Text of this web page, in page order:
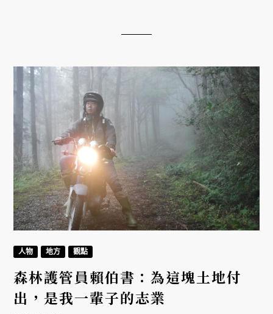
人物 地方 觀點
森林護管員賴伯書：為這塊土地付
出，是我一輩子的志業